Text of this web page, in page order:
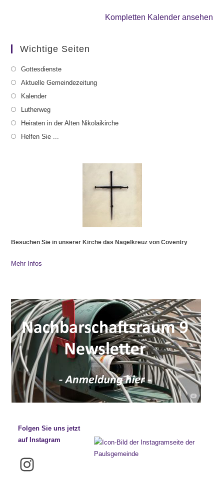
Kompletten Kalender ansehen
Wichtige Seiten
Gottesdienste
Aktuelle Gemeindezeitung
Kalender
Lutherweg
Heiraten in der Alten Nikolaikirche
Helfen Sie ...
Besuchen Sie in unserer Kirche das Nagelkreuz von Coventry
Mehr Infos
Folgen Sie uns jetzt
auf Instagram
Instagram